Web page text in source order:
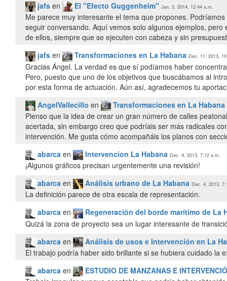
jafs en El "Efecto Guggenheim" Jan. 3, 2014, 12:44 a.m.
Me parece muy interesante el tema que propones.
seguir conversando. Aquí vemos solo algunos ejemplos,
de ellos, siempre que se ejecuten con cabeza y sin
jafs en Transformaciones en La Habana Dec. 11, 2013,
Gracias Ángel. La verdad es que sí podíamos haber
Pero, puesto que uno de los objetivos que buscábamos al
por esta forma de actuación. Aún así, agradecemos tu
AngelVallecillo en
Transformaciones en La Habana
Pienso que la idea de crear un gran número de calles
acertada, sin embargo creo que podríais ser más radicales
intervención. Me gusta cómo acompañáis los planos con
abarca en Intervencion La Habana Dec. 4, 2013, 7:12 a.m.
¡Algunos gráficos precisan urgentemente una revisión!
abarca en Análisis urbano de La Habana Dec. 4, 2013,
La definición parece de otra escala de representación.
abarca en
Regeneración del borde marítimo de La
Quizá la zona de proyecto sea un lugar interesante de
abarca en
Análisis de usos e Intervención en La
El trabajo podría haber sido brillante si se hubiera cuidado la
abarca en
ESTUDIO DE MANZANAS E